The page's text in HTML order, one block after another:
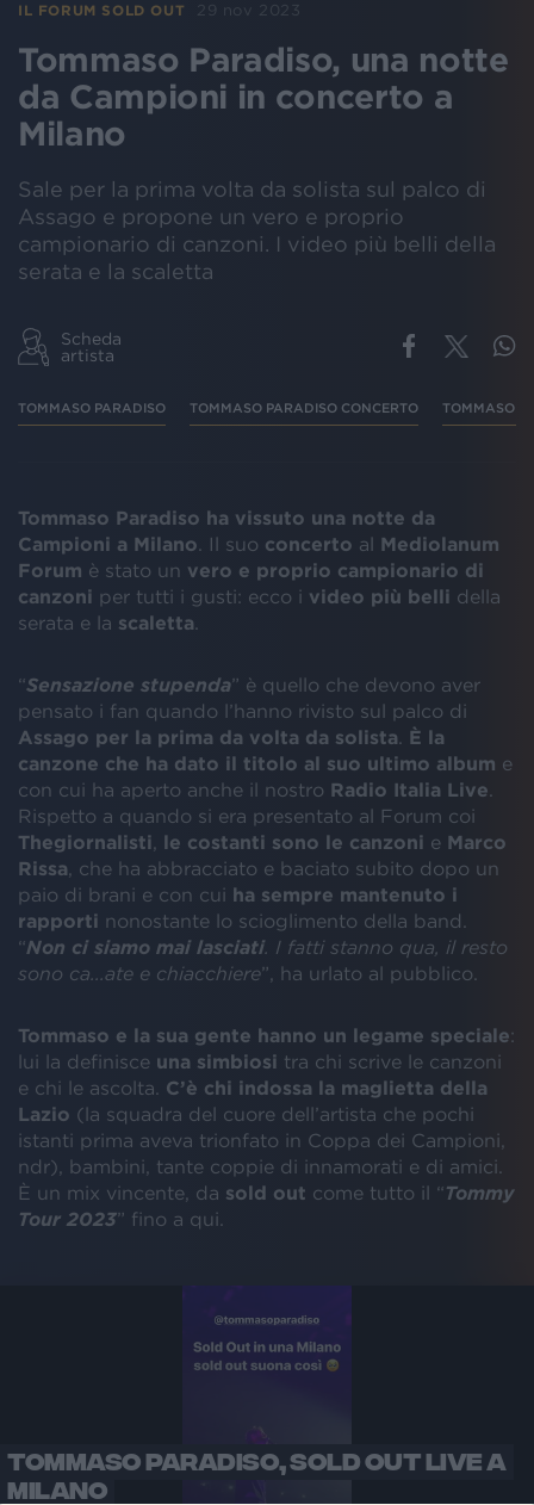
IL FORUM SOLD OUT 29 nov 2023
Tommaso Paradiso, una notte
da Campioni in concerto a
Milano
Sale per la prima volta da solista sul palco di
Assago e propone un vero e proprio
campionario di canzoni. I video più belli della
serata e la scaletta
Scheda
artista
TOMMASO PARADISO TOMMASO PARADISO CONCERTO TOMMASO
Tommaso Paradiso ha vissuto una notte da
Campioni a Milano . Il suo concerto al
Mediolanum
Forum è stato un vero e proprio campionario di
canzoni
per tutti i gusti: ecco i video più belli della
serata e la scaletta
“Sensazione stupenda” è quello che devono aver
pensato i fan quando l’hanno rivisto sul palco di
Assago per la prima da volta da solista
È la
canzone che ha dato il titolo al suo ultimo album e
con cui ha aperto anche il nostro Radio Italia Live
Rispetto a quando si era presentato al Forum coi
Thegiornalisti
le costanti sono le canzoni e Marco
Rissa , che ha abbracciato e baciato subito dopo un
paio di brani e con cui ha sempre mantenuto i
rapporti
nonostante lo scioglimento della band.
“Non ci siamo mai lasciati. I fatti stanno qua, il resto
sono ca...ate e chiacchiere”, ha urlato al pubblico.
Tommaso e la sua gente hanno un legame speciale:
lui la definisce una simbiosi
tra chi scrive le canzoni
e chi le ascolta. C’è chi indossa la maglietta della
Lazio (la squadra del cuore dell’artista che pochi
istanti prima aveva trionfato in Coppa dei Campioni,
ndr), bambini, tante coppie di innamorati e di amici.
È un mix vincente, da sold out come tutto il “Tommy
Tour 2023” fino a qui.
TOMMASO PARADISO, SOLD OUT LIVE A
MILANO